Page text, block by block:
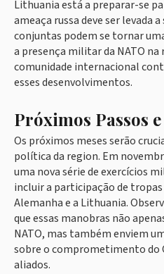
Lithuania está a preparar-se
ameaça russa deve ser levada
conjuntas podem se tornar
a presença militar da NATO na
comunidade internacional
esses desenvolvimentos.
Próximos Passos
Os próximos meses serão
política da region. Em
uma nova série de exercícios
incluir a participação de
Alemanha e a Lithuania.
que essas manobras não
NATO, mas também enviem
sobre o comprometimento do
aliados.